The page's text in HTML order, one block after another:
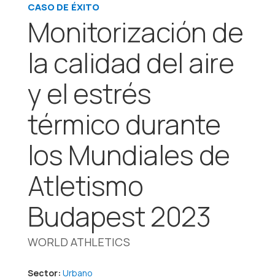
CASO DE ÉXITO
Monitorización de
la calidad del aire
y el estrés
térmico durante
los Mundiales de
Atletismo
Budapest 2023
WORLD ATHLETICS
Sector: Urbano